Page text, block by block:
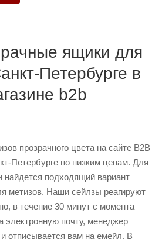
ящики для
Петербурге в
b2b
прозрачного цвета на сайте B2B
Петербурге по низким ценам. Для
подходящий вариант
метизов. Наши сейлзы реагируют
в течение 30 минут с момента
электронную почту, менеджер
и отписывается вам на емейл. В